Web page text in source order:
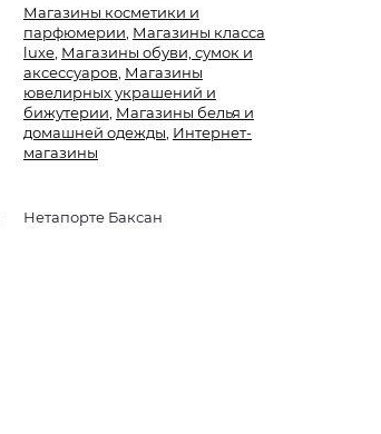
Магазины косметики и
парфюмерии Магазины класса
luxe, Магазины обуви, сумок и
аксессуаров Магазины
ювелирных украшений и
бижутерии Магазины белья и
домашней одежды Интернет-
магазины
Нетапорте Баксан